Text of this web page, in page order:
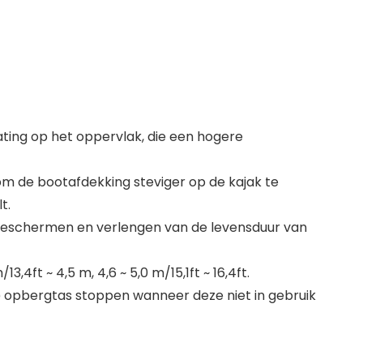
op het oppervlak, die een hogere
de bootafdekking steviger op de kajak te
en verlengen van de levensduur van
~ 4,5 m, 4,6 ~ 5,0 m/15,1ft ~ 16,4ft.
stoppen wanneer deze niet in gebruik